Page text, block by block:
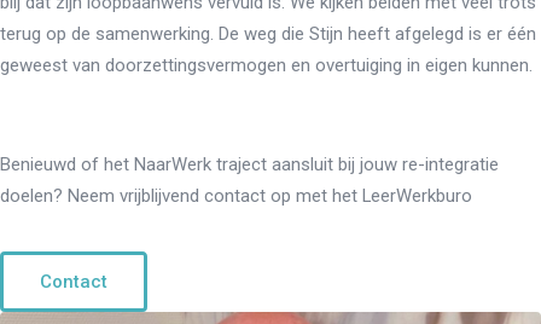
terug op de samenwerking. De weg die Stijn heeft afgelegd is er één
geweest van doorzettingsvermogen en overtuiging in eigen kunnen.
Benieuwd of het NaarWerk traject aansluit bij jouw re-integratie
doelen? Neem vrijblijvend contact op met het LeerWerkburo
Contact